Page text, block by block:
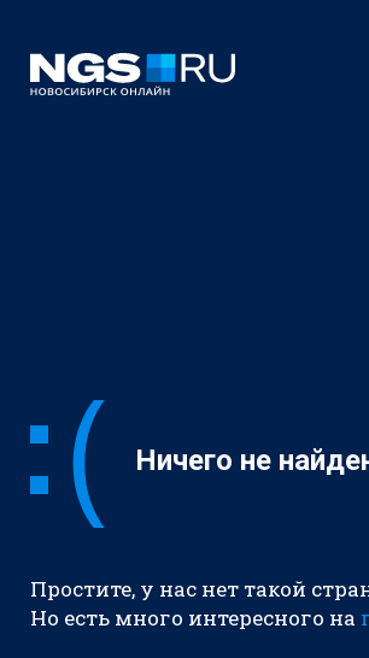
Ничего не
Простите, у нас нет такой
Но есть много интересного на